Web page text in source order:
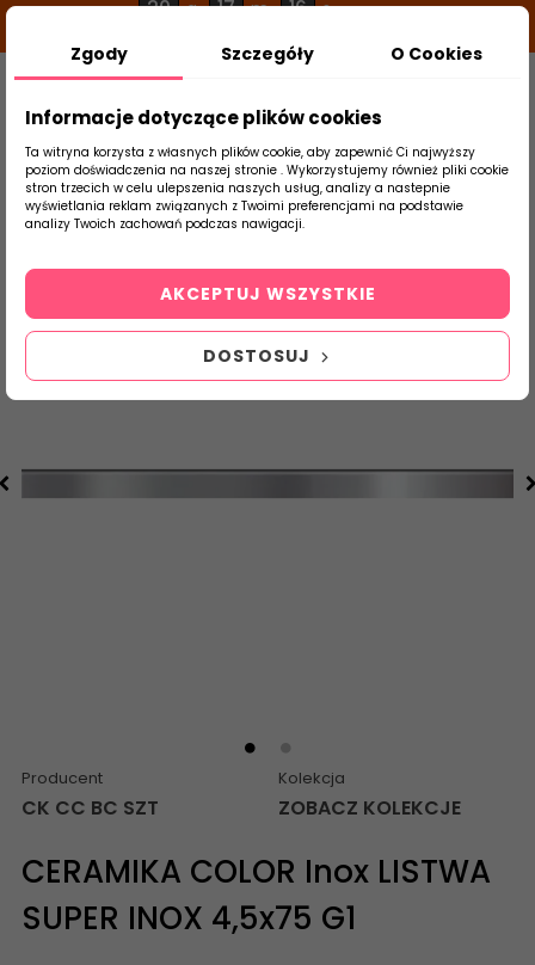
20 g 17 m 15 s
Szukaj
produktu
Strona Główna Płytki Łazienkowe
Producent
CK CC BC SZT
Kolekcja
ZOBACZ KOLEKCJE
CERAMIKA COLOR Inox LISTWA
SUPER INOX 4,5x75 G1
Zgody Szczegóły O Cookies
Informacje dotyczące plików cookies
Ta witryna korzysta z własnych plików cookie, aby zapewnić Ci najwyższy
poziom doświadczenia na naszej stronie . Wykorzystujemy również pliki cookie
stron trzecich w celu ulepszenia naszych usług, analizy a nastepnie
wyświetlania reklam związanych z Twoimi preferencjami na podstawie
analizy Twoich zachowań podczas nawigacji.
DOSTOSUJ
AKCEPTUJ WSZYSTKIE